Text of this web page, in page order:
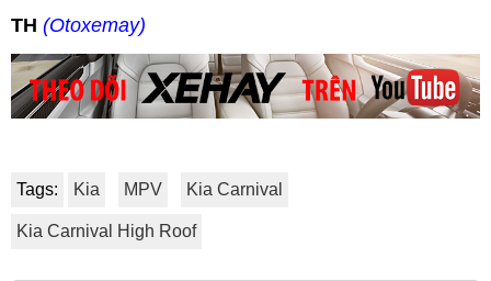
TH (Otoxemay)
Tags: Kia MPV Kia Carnival
Kia Carnival High Roof